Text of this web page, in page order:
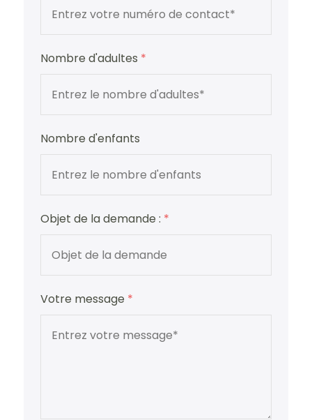
Nombre d'adultes *
Nombre d'enfants
Objet de la demande : *
Votre message *